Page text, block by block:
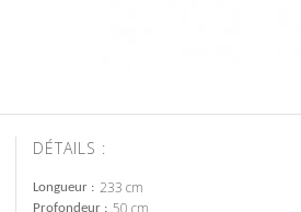
DÉTAILS :
Longueur 233 cm
Profondeur